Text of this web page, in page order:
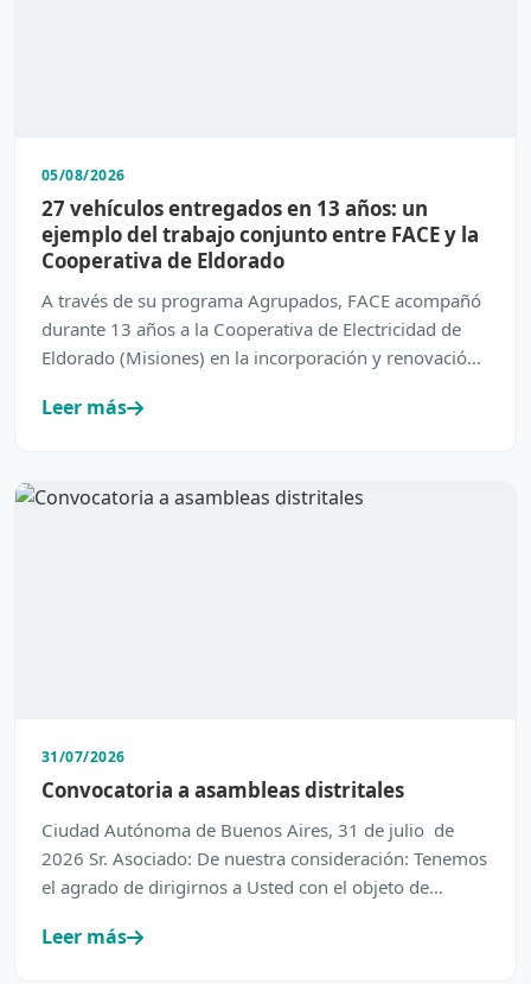
05/08/2026
27 vehículos entregados en 13 años: un
ejemplo del trabajo conjunto entre FACE y la
Cooperativa de Eldorado
A través de su programa Agrupados, FACE acompañó
durante 13 años a la Cooperativa de Electricidad de
Eldorado (Misiones) en la incorporación y renovación
Leer más
31/07/2026
Convocatoria a asambleas distritales
Ciudad Autónoma de Buenos Aires, 31 de julio de
2026 Sr. Asociado: De nuestra consideración: Tenemos
el agrado de dirigirnos a Usted con el objeto de
Leer más